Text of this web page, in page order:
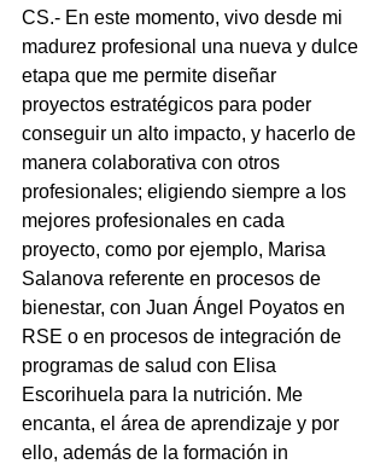
CS.- En este momento, vivo desde mi
madurez profesional una nueva y dulce
etapa que me permite diseñar
proyectos estratégicos para poder
conseguir un alto impacto, y hacerlo de
manera colaborativa con otros
profesionales; eligiendo siempre a los
mejores profesionales en cada
proyecto, como por ejemplo, Marisa
Salanova referente en procesos de
bienestar, con Juan Ángel Poyatos en
RSE o en procesos de integración de
programas de salud con Elisa
Escorihuela para la nutrición. Me
encanta, el área de aprendizaje y por
ello, además de la formación in